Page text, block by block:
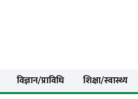
विज्ञान/प्राविधि शिक्षा/स्वास्थ्य